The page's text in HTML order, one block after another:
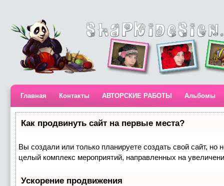
Главная Контакты АВТОРСКИЕ РАБОТЫ Альбомы
Как продвинуть сайт на первые места?
Вы создали или только планируете создать свой сайт, но
целый комплекс мероприятий, направленных на
Ускорение продвижения